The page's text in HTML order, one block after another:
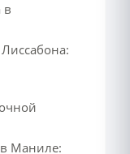
в
Маниле: